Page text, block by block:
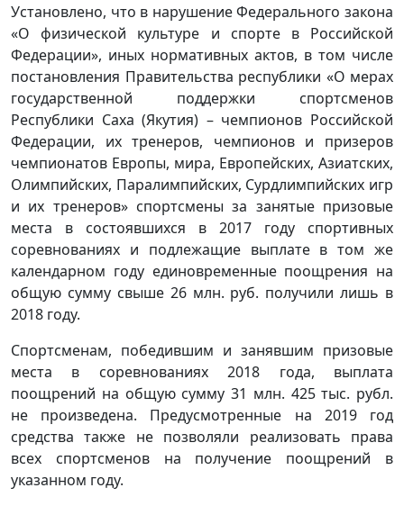
Установлено, что в нарушение Федерального закона
«О физической культуре и спорте в Российской
Федерации», иных нормативных актов, в том числе
постановления Правительства республики «О мерах
государственной поддержки спортсменов
Республики Саха (Якутия) – чемпионов Российской
Федерации, их тренеров, чемпионов и призеров
чемпионатов Европы, мира, Европейских, Азиатских,
Олимпийских, Паралимпийских, Сурдлимпийских игр
и их тренеров» спортсмены за занятые призовые
места в состоявшихся в 2017 году спортивных
соревнованиях и подлежащие выплате в том же
календарном году единовременные поощрения на
общую сумму свыше 26 млн. руб. получили лишь в
2018 году.
Спортсменам, победившим и занявшим призовые
места в соревнованиях 2018 года, выплата
поощрений на общую сумму 31 млн. 425 тыс. рубл.
не произведена. Предусмотренные на 2019 год
средства также не позволяли реализовать права
всех спортсменов на получение поощрений в
указанном году.